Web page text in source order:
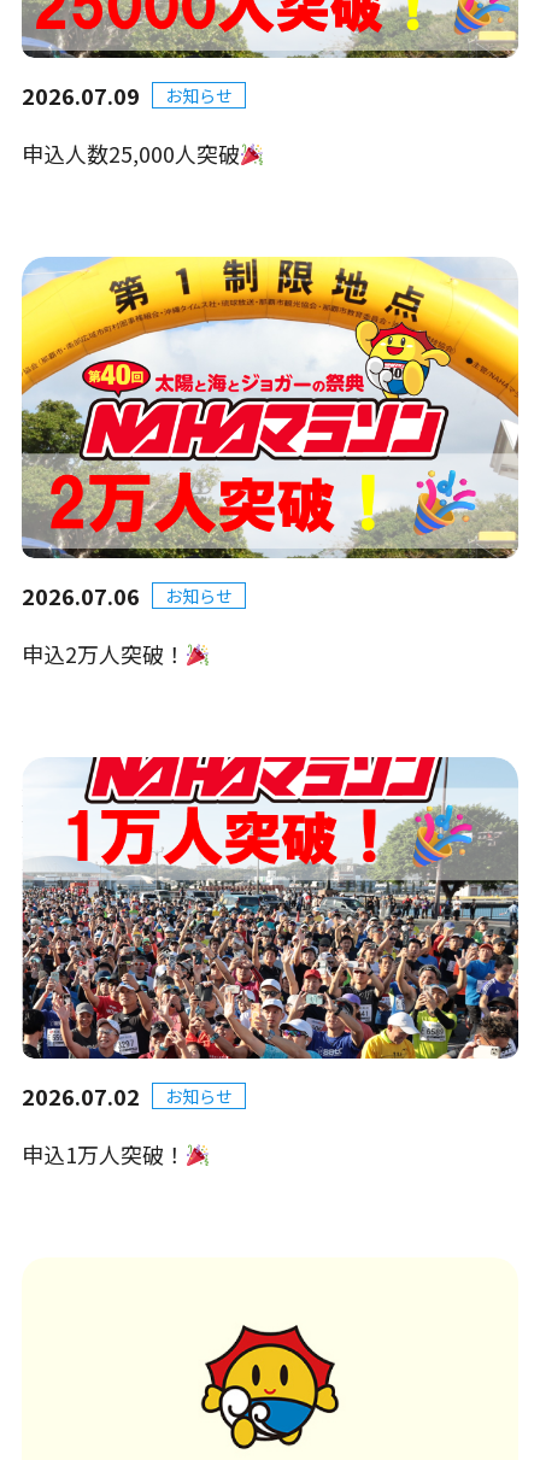
2026.07.09 お知らせ
申込人数25,000人突破
2026.07.06 お知らせ
申込2万人突破！
2026.07.02 お知らせ
申込1万人突破！